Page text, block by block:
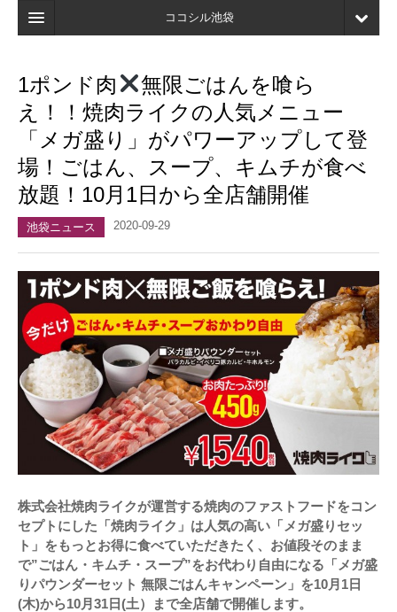
ココシル池袋
検索
店舗・施設最新情報
口コミ
マイページ
ブックマーク
1ポンド肉
無限ごはんを喰ら
え！！焼肉ライクの人気メニュー
「メガ盛り」がパワーアップして登
場！ごはん、スープ、キムチが食べ
放題！10月1日から全店舗開催
池袋ニュース 2020-09-29
株式会社焼肉ライクが運営する焼肉のファストフードをコン
セプトにした「焼肉ライク」は人気の高い「メガ盛りセッ
ト」をもっとお得に食べていただきたく、お値段そのまま
で”ごはん・キムチ・スープ”をお代わり自由になる「メガ盛
りパウンダーセット 無限ごはんキャンペーン」を10月1日
(木)から10月31日(土）まで全店舗で開催します。